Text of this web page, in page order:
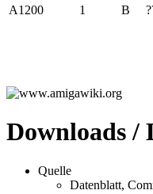
A1200
1 B
Downloads /
Quelle
Datenblatt,